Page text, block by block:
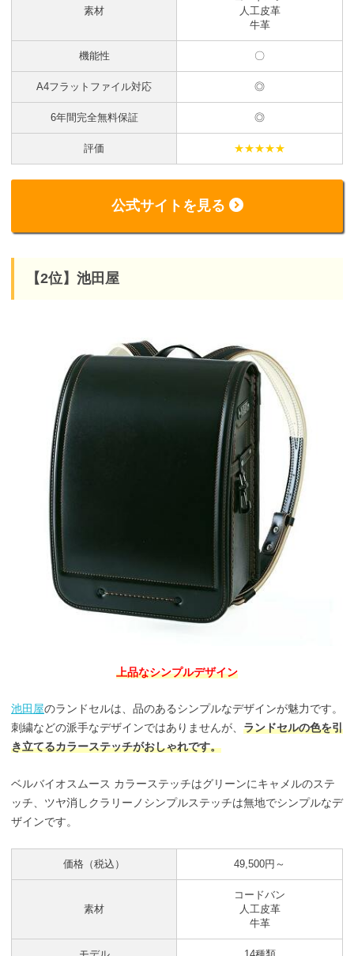
素材
人工皮革
牛革
機能性 〇
A4フラットファイル対応 ◎
6年間完全無料保証 ◎
評価 ★★★★★
公式サイトを見る
【2位】池田屋
上品なシンプルデザイン
池田屋のランドセルは、品のあるシンプルなデザインが魅力です。
刺繍などの派手なデザインではありませんが、 ランドセルの色を引
き立てるカラーステッチがおしゃれです。
ベルバイオスムース カラーステッチはグリーンにキャメルのステ
ッチ、ツヤ消しクラリーノシンプルステッチは無地でシンプルなデ
ザインです。
価格（税込） 49,500円～
素材
コードバン
人工皮革
牛革